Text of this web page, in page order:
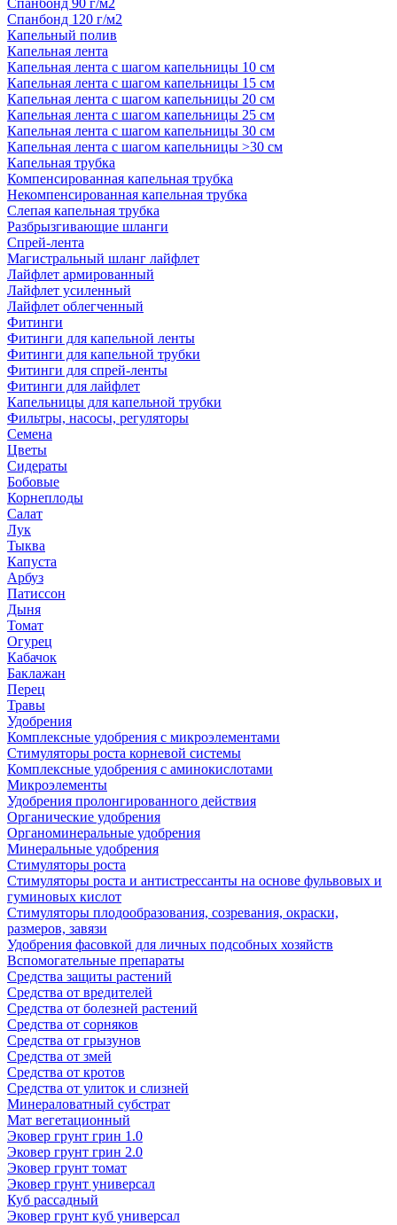
Спанбонд 90 г/м2
Спанбонд 120 г/м2
Капельный полив
Капельная лента
Капельная лента с шагом капельницы 10 см
Капельная лента с шагом капельницы 15 см
Капельная лента с шагом капельницы 20 см
Капельная лента с шагом капельницы 25 см
Капельная лента с шагом капельницы 30 см
Капельная лента с шагом капельницы >30 см
Капельная трубка
Компенсированная капельная трубка
Некомпенсированная капельная трубка
Слепая капельная трубка
Разбрызгивающие шланги
Спрей-лента
Магистральный шланг лайфлет
Лайфлет армированный
Лайфлет усиленный
Лайфлет облегченный
Фитинги
Фитинги для капельной ленты
Фитинги для капельной трубки
Фитинги для спрей-ленты
Фитинги для лайфлет
Капельницы для капельной трубки
Фильтры, насосы, регуляторы
Семена
Цветы
Сидераты
Бобовые
Корнеплоды
Салат
Лук
Тыква
Капуста
Арбуз
Патиссон
Дыня
Томат
Огурец
Кабачок
Баклажан
Перец
Травы
Удобрения
Комплексные удобрения с микроэлементами
Стимуляторы роста корневой системы
Комплексные удобрения с аминокислотами
Микроэлементы
Удобрения пролонгированного действия
Органические удобрения
Органоминеральные удобрения
Минеральные удобрения
Стимуляторы роста
Стимуляторы роста и антистрессанты на основе фульвовых и
гуминовых кислот
Стимуляторы плодообразования, созревания, окраски,
размеров, завязи
Удобрения фасовкой для личных подсобных хозяйств
Вспомогательные препараты
Средства защиты растений
Средства от вредителей
Средства от болезней растений
Средства от сорняков
Средства от грызунов
Средства от змей
Средства от кротов
Средства от улиток и слизней
Минераловатный субстрат
Мат вегетационный
Эковер грунт грин 1.0
Эковер грунт грин 2.0
Эковер грунт томат
Эковер грунт универсал
Куб рассадный
Эковер грунт куб универсал